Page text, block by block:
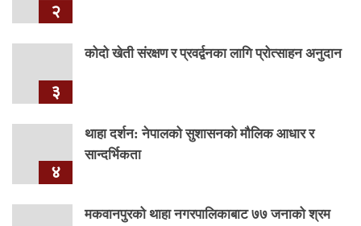
२
३
कोदो खेती संरक्षण र प्रवर्द्वनका लागि प्रोत्साहन अनुदान
४
थाहा दर्शन: नेपालको सुशासनको मौलिक आधार र
सान्दर्भिकता
मकवानपुरको थाहा नगरपालिकाबाट ७७ जनाको श्रम